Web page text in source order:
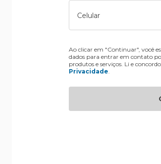
Celular
Ao clicar em "Continuar", você
dados para entrar em contato
produtos e serviços. Li e
Privacidade